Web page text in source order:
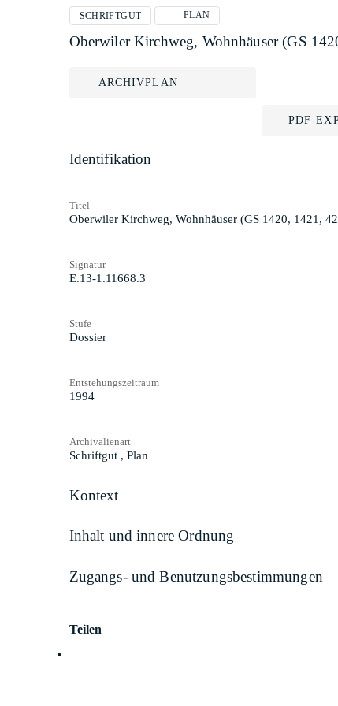
SCHRIFTGUT PLAN
Oberwiler Kirchweg, Wohnhäuser (GS
ARCHIVPLAN
PDF-
Identifikation
Titel
Oberwiler Kirchweg, Wohnhäuser (GS 1420, 1421,
Signatur
E.13-1.11668.3
Stufe
Dossier
Entstehungszeitraum
1994
Archivalienart
Schriftgut , Plan
Kontext
Inhalt und innere Ordnung
Zugangs- und Benutzungsbestimmungen
Teilen